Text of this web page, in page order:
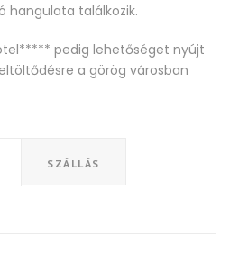
hangulata találkozik.
pedig lehetőséget nyújt
a görög városban
SZÁLLÁS